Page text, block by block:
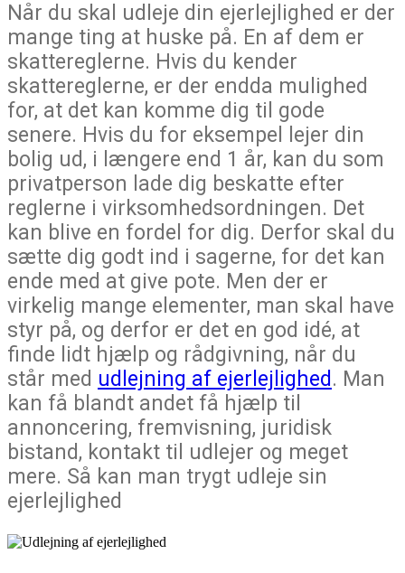
Når du skal udleje din ejerlejlighed er der
mange ting at huske på. En af dem er
skattereglerne. Hvis du kender
skattereglerne, er der endda mulighed
for, at det kan komme dig til gode
senere. Hvis du for eksempel lejer din
bolig ud, i længere end 1 år, kan du som
privatperson lade dig beskatte efter
reglerne i virksomhedsordningen. Det
kan blive en fordel for dig. Derfor skal du
sætte dig godt ind i sagerne, for det kan
ende med at give pote. Men der er
virkelig mange elementer, man skal have
styr på, og derfor er det en god idé, at
finde lidt hjælp og rådgivning, når du
står med udlejning af ejerlejlighed. Man
kan få blandt andet få hjælp til
annoncering, fremvisning, juridisk
bistand, kontakt til udlejer og meget
mere. Så kan man trygt udleje sin
ejerlejlighed